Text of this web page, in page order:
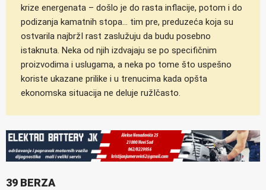
krize energenata – došlo je do rasta inflacije, potom i do
podizanja kamatnih stopa… tim pre, preduzeća koja su
ostvarila najbržI rast zaslužuju da budu posebno
istaknuta. Neka od njih izdvajaju se po specifičnim
proizvodima i uslugama, a neka po tome što uspešno
koriste ukazane prilike i u trenucima kada opšta
ekonomska situacija ne deluje ružIčasto.
39 BERZA